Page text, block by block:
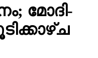
മോദി-